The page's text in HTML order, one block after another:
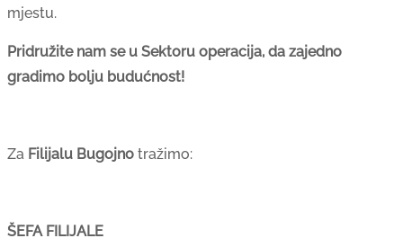
mjestu.
Pridružite nam se u Sektoru operacija, da zajedno
gradimo bolju budućnost!
Za Filijalu Bugojno tražimo:
ŠEFA FILIJALE